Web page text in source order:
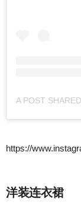
https://
洋装连衣裙